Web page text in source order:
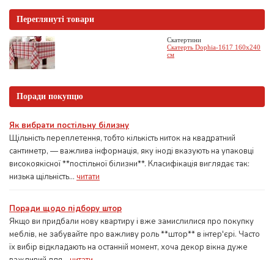
Переглянуті товари
Скатертини
Скатерть Dophia-1617 160x240
см
Поради покупцю
Як вибрати постільну білизну
Щільність переплетення, тобто кількість ниток на квадратний
сантиметр, — важлива інформація, яку іноді вказують на упаковці
високоякісної **постільної білизни**. Класифікація виглядає так:
низька щільність... читати
Поради щодо підбору штор
Якщо ви придбали нову квартиру і вже замислилися про покупку
меблів, не забувайте про важливу роль **штор** в інтер'єрі. Часто
їх вибір відкладають на останній момент, хоча декор вікна дуже